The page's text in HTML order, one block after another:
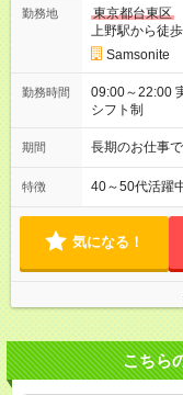
勤務地
東京都台東区
上野駅から徒
Samsonite
勤務時間
09:00～22:00 実働7.5時間／休憩1.5時間 営業時間に合わせた
シフト制
期間 長期のお仕事
特徴 40～50代活躍
気になる！
こちら